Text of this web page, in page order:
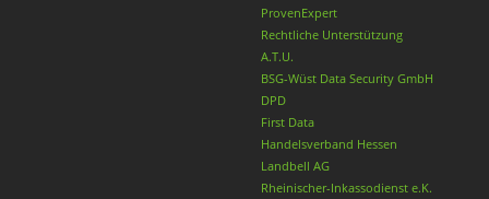
ProvenExpert
Rechtliche Unterstützung
A.T.U.
BSG-Wüst Data Security GmbH
DPD
First Data
Handelsverband Hessen
Landbell AG
Rheinischer-Inkassodienst e.K.